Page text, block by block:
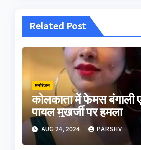
Related Post
मनोरंजन
कोलकाता में फेमस बंगाली
पायल मुखर्जी पर हमला
AUG 24, 2024 PARSHV